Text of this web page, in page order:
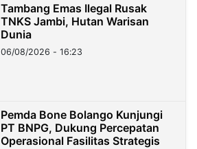
Tambang Emas Ilegal Rusak
TNKS Jambi, Hutan Warisan
Dunia
06/08/2026 - 16:23
Pemda Bone Bolango Kunjungi
PT BNPG, Dukung Percepatan
Operasional Fasilitas Strategis